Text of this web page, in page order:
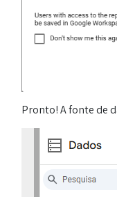
Pronto! A fonte de